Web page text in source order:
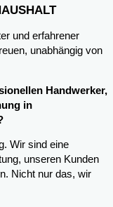
und erfahrener
unabhängig von
Handwerker,
in
Wir sind eine
unseren Kunden
Nicht nur das, wir